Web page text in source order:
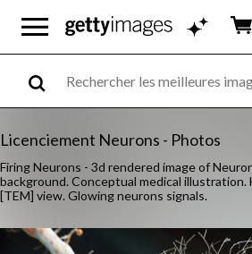
Licenciement Neurons - Photos
Firing Neurons - 3d rendered image of
background. Conceptual medical illustration.
[TEM] view. Glowing neurons signals.